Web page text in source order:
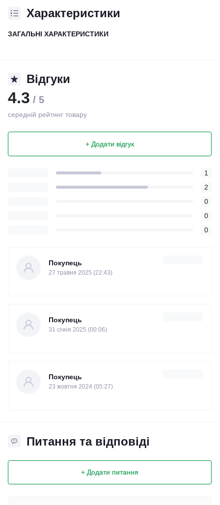
Характеристики
ЗАГАЛЬНІ ХАРАКТЕРИСТИКИ
Відгуки
4.3 / 5
середній рейтинг товару
+ Додати відгук
1
2
0
0
0
Покупець
27 травня 2025 (22:43)
Покупець
31 cічня 2025 (00:06)
Покупець
23 жовтня 2024 (05:27)
Питання та відповіді
+ Додати питання